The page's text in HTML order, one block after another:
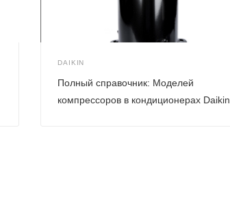
DAIKIN
Полный справочник: Моделей
компрессоров в кондиционерах Daikin